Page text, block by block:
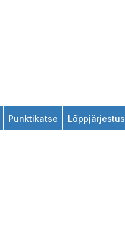
Punktikatse Lõppjärjestus